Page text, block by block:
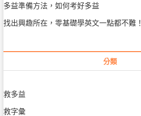
多益準備方法，如何考好多益
找出興趣所在，零基礎學英文一點都不難！
分類
救多益
救字彙